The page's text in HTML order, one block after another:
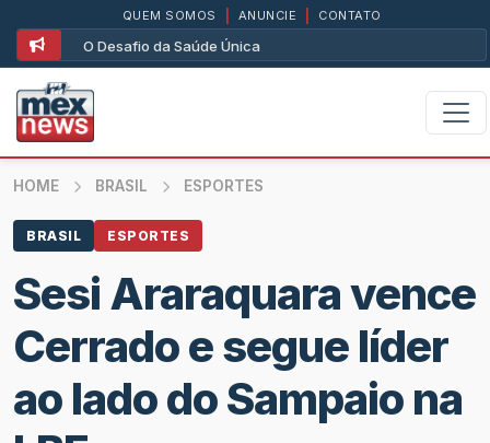
O Desafio da Saúde Única
QUEM SOMOS ANUNCIE CONTATO
HOME BRASIL ESPORTES
BRASIL ESPORTES
Sesi Araraquara vence
Cerrado e segue líder
ao lado do Sampaio na